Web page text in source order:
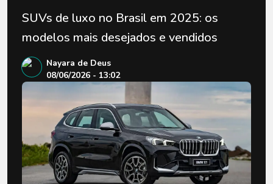
SUVs de luxo no Brasil em 2025: os
modelos mais desejados e vendidos
Nayara de Deus
08/06/2026 - 13:02